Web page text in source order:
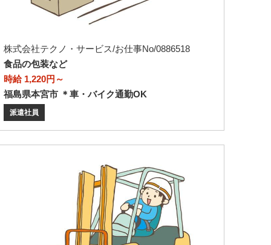
株式会社テクノ・サービス/お仕事No/0886518
食品の包装など
時給 1,220円～
福島県本宮市 ＊車・バイク通勤OK
派遣社員